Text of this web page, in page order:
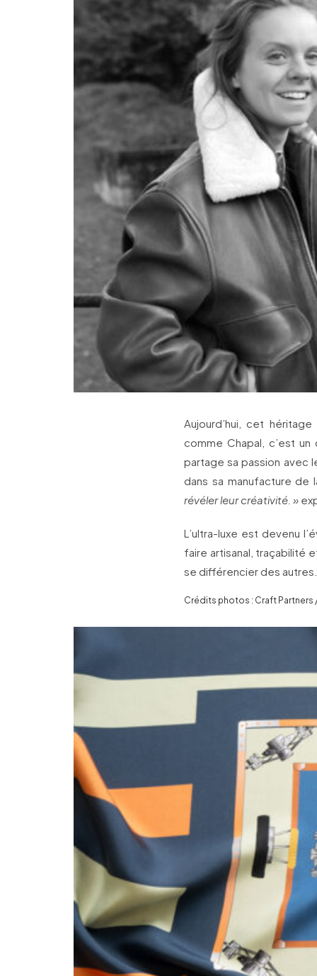
Aujourd’hui, cet
comme Chapal, c’est
partage sa passion avec
dans sa manufacture de
révéler leur créativité. »
L’ultra-luxe est devenu
faire artisanal, traçabilité
se différencier des autres.
Crédits photos : Craft Partners